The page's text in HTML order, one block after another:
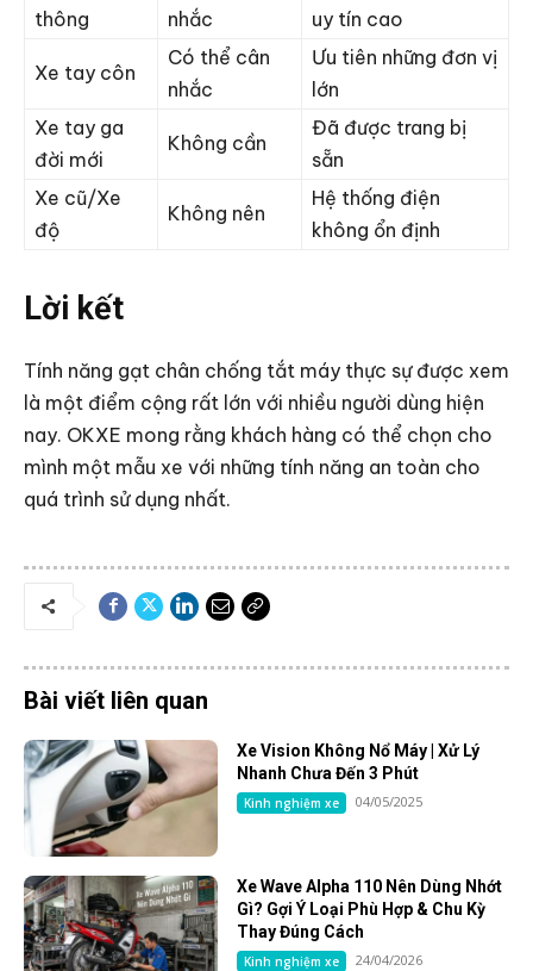
thông
nhắc
uy tín cao
Xe tay côn
Có thể cân
nhắc
Ưu tiên những đơn vị
lớn
Xe tay ga
đời mới
Không cần
Đã được trang bị
sẵn
Xe cũ/Xe
độ
Không nên
Hệ thống điện
không ổn định
Lời kết
Tính năng gạt chân chống tắt máy thực sự được xem
là một điểm cộng rất lớn với nhiều người dùng hiện
nay. OKXE mong rằng khách hàng có thể chọn cho
mình một mẫu xe với những tính năng an toàn cho
quá trình sử dụng nhất.
Bài viết liên quan
Xe Vision Không Nổ Máy | Xử Lý
Nhanh Chưa Đến 3 Phút
Kinh nghiệm xe 04/05/2025
Xe Wave Alpha 110 Nên Dùng Nhớt
Gì? Gợi Ý Loại Phù Hợp & Chu Kỳ
Thay Đúng Cách
Kinh nghiệm xe 24/04/2026